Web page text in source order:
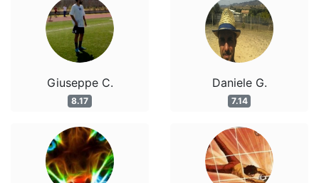
Giuseppe C.
8.17
Daniele G.
7.14